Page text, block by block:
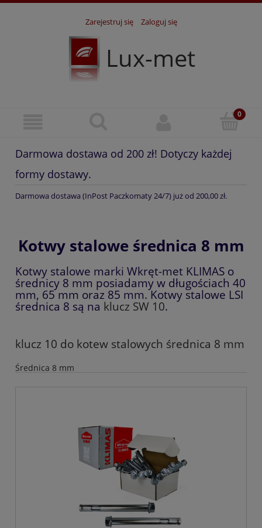
Zarejestruj się Zaloguj się
Lux-met
Darmowa dostawa od 200 zł! Dotyczy każdej
formy dostawy.
Darmowa dostawa (InPost Paczkomaty 24/7) już od 200,00 zł.
Kotwy stalowe średnica 8 mm
Kotwy stalowe marki Wkręt-met KLIMAS o
średnicy 8 mm posiadamy w długościach 40
mm, 65 mm oraz 85 mm. Kotwy stalowe LSI
średnica 8 są na klucz SW 10.
klucz 10 do kotew stalowych średnica 8 mm
Średnica 8 mm